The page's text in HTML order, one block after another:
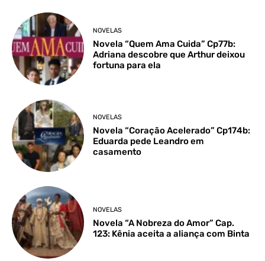
NOVELAS
Novela “Quem Ama Cuida” Cp77b:
Adriana descobre que Arthur deixou
fortuna para ela
NOVELAS
Novela “Coração Acelerado” Cp174b:
Eduarda pede Leandro em
casamento
NOVELAS
Novela “A Nobreza do Amor” Cap.
123: Kênia aceita a aliança com Binta